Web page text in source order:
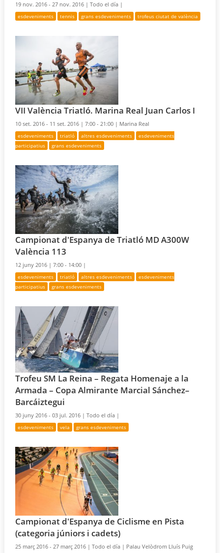
19 nov. 2016 - 27 nov. 2016 |Todo el día |
esdeveniments tennis grans esdeveniments trofeus ciutat de valència
VII València Triatló. Marina Real Juan Carlos I
10 set. 2016 - 11 set. 2016 |7:00 - 21:00 | Marina Real
esdeveniments triatló altres esdeveniments
esdeveniments
participatius
grans esdeveniments
Campionat d'Espanya de Triatló MD A300W
València 113
12 juny 2016 |7:00 - 14:00 |
esdeveniments triatló altres esdeveniments
esdeveniments
participatius
grans esdeveniments
Trofeu SM La Reina – Regata Homenaje a la
Armada – Copa Almirante Marcial Sánchez–
Barcáiztegui
30 juny 2016 - 03 jul. 2016 |Todo el día |
esdeveniments vela grans esdeveniments
Campionat d'Espanya de Ciclisme en Pista
(categoria júniors i cadets)
25 març 2016 - 27 març 2016 |Todo el día | Palau Velòdrom Lluís Puig